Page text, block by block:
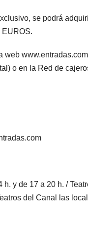
se podrá
EUROS.
o en la Red de
y de 17 a 20 h. /
del Canal las